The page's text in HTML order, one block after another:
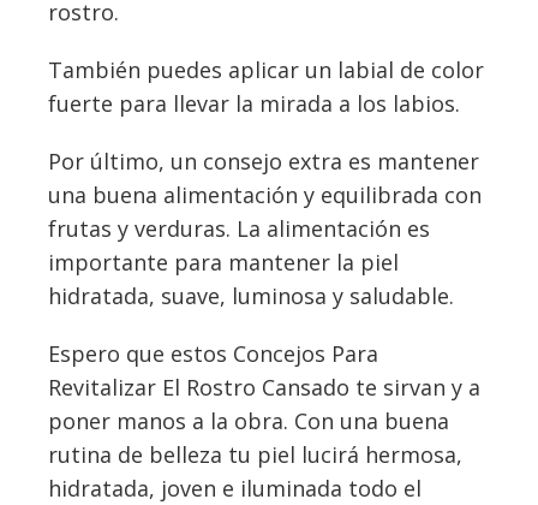
rostro.
También puedes aplicar un labial de color
fuerte para llevar la mirada a los labios.
Por último, un consejo extra es mantener
una buena alimentación y equilibrada con
frutas y verduras. La alimentación es
importante para mantener la piel
hidratada, suave, luminosa y saludable.
Espero que estos Concejos Para
Revitalizar El Rostro Cansado te sirvan y a
poner manos a la obra. Con una buena
rutina de belleza tu piel lucirá hermosa,
hidratada, joven e iluminada todo el